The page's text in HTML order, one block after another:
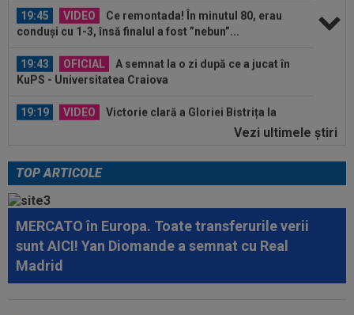
conduși cu 1-3, însă finalul a fost ”nebun”...
19:43 OFICIAL
A semnat la o zi după ce a jucat în
KuPS - Universitatea Craiova
19:19 VIDEO
Victorie clară a Gloriei Bistrița la
Slobozia. Programul complet al etapei a...
A spus că ”MM Stoica a vrut să-l păcălească” și
20:02 VIDEO
Unirea Slobozia - Gloria Bistrița 0-3 |
Scorul final a fost stabilit de o...
19:58
UTA - Rapid, LIVE VIDEO, ora 21:00, în direct la
Digi Sport 1. ECHIPELE. Se...
19:56
Cristi Chivu a spus-o fără rețineri: ”Bătăi de
Vezi ultimele ştiri
TOP ARTICOLE
MERCATO în Europa. Toate transferurile verii
sunt AICI! Yan Diomande a semnat cu Real
Madrid